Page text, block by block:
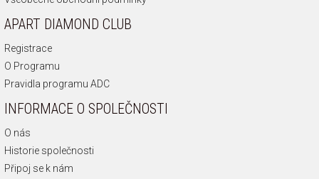
APART DIAMOND CLUB
Registrace
O Programu
Pravidla programu ADC
INFORMACE O SPOLEČNOSTI
O nás
Historie společnosti
Připoj se k nám